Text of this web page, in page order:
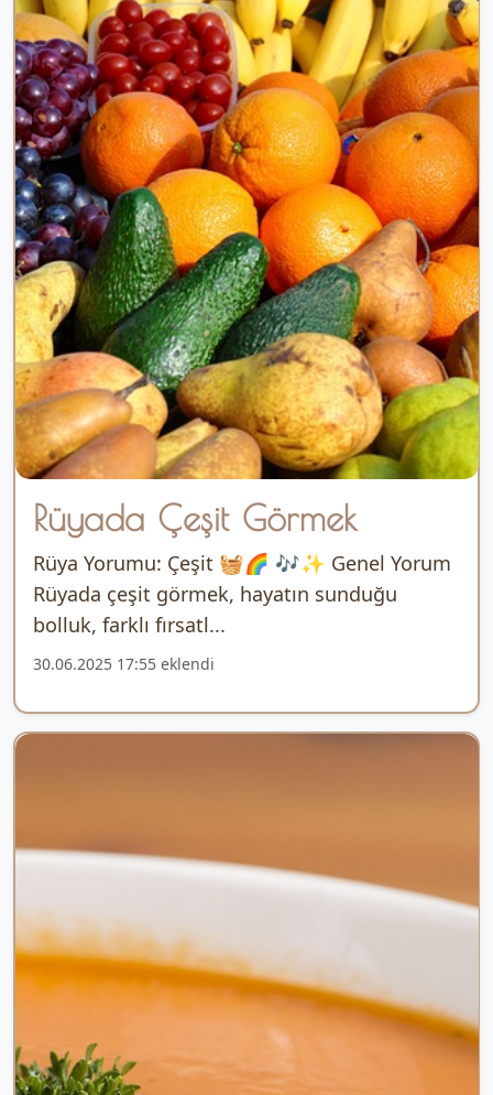
Rüyada Çeşit Görmek
Rüya Yorumu: Çeşit 🧺🌈 🎶✨ Genel Yorum
Rüyada çeşit görmek, hayatın sunduğu
bolluk, farklı fırsatl...
30.06.2025 17:55 eklendi